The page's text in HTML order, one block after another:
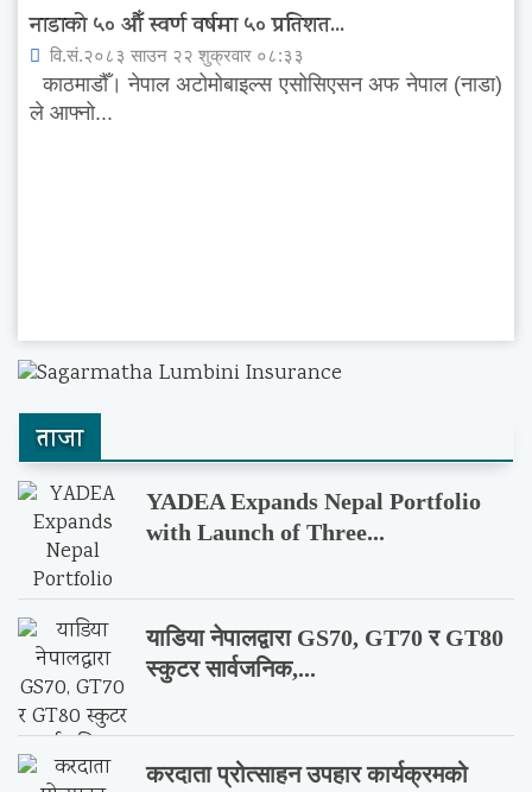
नाडाको ५० औँ स्वर्ण वर्षमा ५० प्रतिशत...
वि.सं.२०८३ साउन २२ शुक्रवार ०८:३३
काठमाडौँ। नेपाल अटोमोबाइल्स एसोसिएसन अफ नेपाल (नाडा)
ले आफ्नो...
ताजा
YADEA Expands Nepal Portfolio
with Launch of Three...
याडिया नेपालद्वारा GS70, GT70 र GT80
स्कुटर सार्वजनिक,...
करदाता प्रोत्साहन उपहार कार्यक्रमको